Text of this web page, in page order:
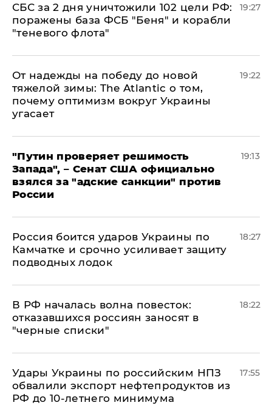
СБС за 2 дня уничтожили 102 цели РФ:
поражены база ФСБ "Беня" и корабли
"теневого флота"
19:27
От надежды на победу до новой
тяжелой зимы: The Atlantic о том,
почему оптимизм вокруг Украины
угасает
19:22
"Путин проверяет решимость
Запада", – Сенат США официально
взялся за "адские санкции" против
России
19:13
Россия боится ударов Украины по
Камчатке и срочно усиливает защиту
подводных лодок
18:27
​В РФ началась волна повесток:
отказавшихся россиян заносят в
"черные списки"
18:22
Удары Украины по российским НПЗ
обвалили экспорт нефтепродуктов из
РФ до 10-летнего минимума
17:55